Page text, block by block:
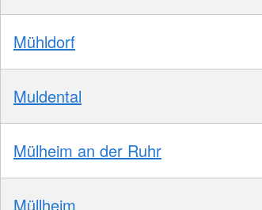
Mühldorf
Muldental
Mülheim an der Ruhr
Müllheim